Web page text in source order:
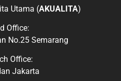
Utama (AKUALITA)
Office:
No.25 Semarang
Office:
Jakarta